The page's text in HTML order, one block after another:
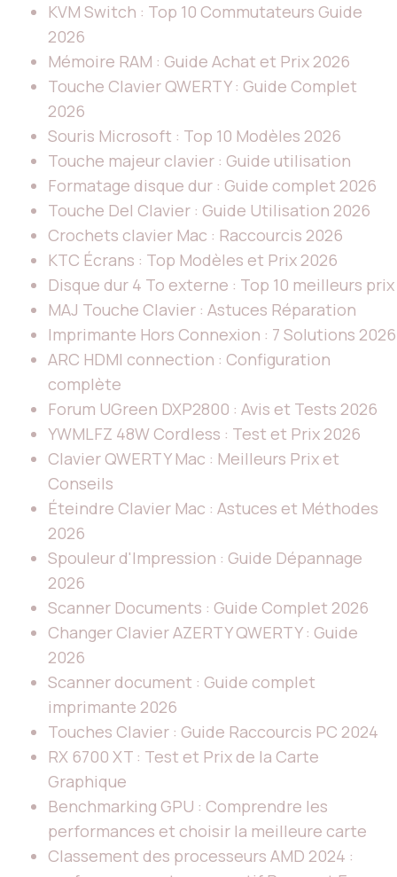
KVM Switch : Top 10 Commutateurs Guide
2026
Mémoire RAM : Guide Achat et Prix 2026
Touche Clavier QWERTY : Guide Complet
2026
Souris Microsoft : Top 10 Modèles 2026
Touche majeur clavier : Guide utilisation
Formatage disque dur : Guide complet 2026
Touche Del Clavier : Guide Utilisation 2026
Crochets clavier Mac : Raccourcis 2026
KTC Écrans : Top Modèles et Prix 2026
Disque dur 4 To externe : Top 10 meilleurs prix
MAJ Touche Clavier : Astuces Réparation
Imprimante Hors Connexion : 7 Solutions 2026
ARC HDMI connection : Configuration
complète
Forum UGreen DXP2800 : Avis et Tests 2026
YWMLFZ 48W Cordless : Test et Prix 2026
Clavier QWERTY Mac : Meilleurs Prix et
Conseils
Éteindre Clavier Mac : Astuces et Méthodes
2026
Spouleur d'Impression : Guide Dépannage
2026
Scanner Documents : Guide Complet 2026
Changer Clavier AZERTY QWERTY : Guide
2026
Scanner document : Guide complet
imprimante 2026
Touches Clavier : Guide Raccourcis PC 2024
RX 6700 XT : Test et Prix de la Carte
Graphique
Benchmarking GPU : Comprendre les
performances et choisir la meilleure carte
Classement des processeurs AMD 2024 :